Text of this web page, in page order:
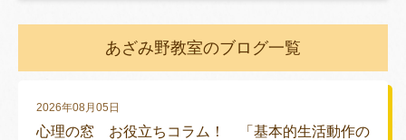
あざみ野教室のブログ一覧
2026年08月05日
心理の窓 お役立ちコラム！ 「基本的生活動作の